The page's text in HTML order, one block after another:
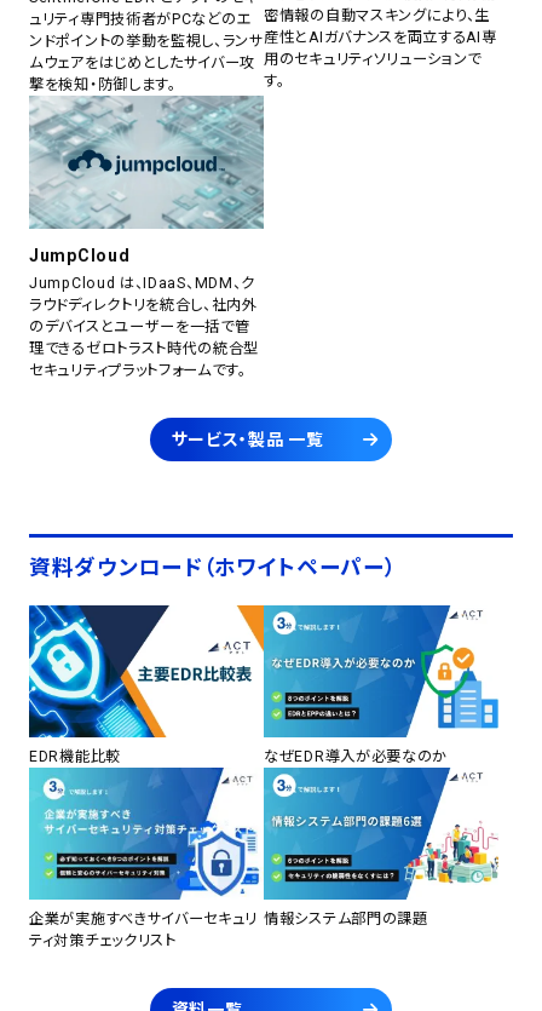
ュリティ専門技術者がPCなどのエ
ンドポイントの挙動を監視し、ランサ
ムウェアをはじめとしたサイバー攻
撃を検知・防御します。
密情報の自動マスキングにより、生
産性とAIガバナンスを両立するAI専
用のセキュリティソリューションで
す。
JumpCloud
JumpCloud は、IDaaS、MDM、ク
ラウドディレクトリを統合し、社内外
のデバイスとユーザーを一括で管
理できるゼロトラスト時代の統合型
セキュリティプラットフォームです。
サービス・製品 一覧
資料ダウンロード（ホワイトペーパー）
EDR機能比較 なぜEDR導入が必要なのか
企業が実施すべきサイバーセキュリ
ティ対策チェックリスト
情報システム部門の課題